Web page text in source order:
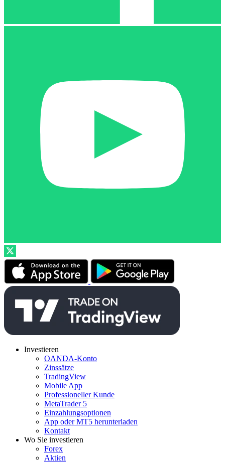
Investieren
OANDA-Konto
Zinssätze
TradingView
Mobile App
Professioneller Kunde
MetaTrader 5
Einzahlungsoptionen
App oder MT5 herunterladen
Kontakt
Wo Sie investieren
Forex
Aktien